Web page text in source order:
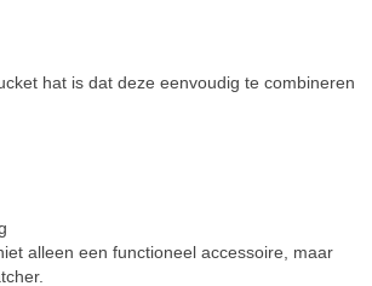
hat is dat deze eenvoudig te combineren
alleen een functioneel accessoire, maar